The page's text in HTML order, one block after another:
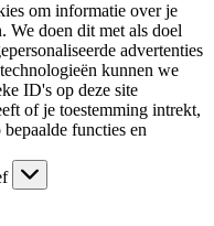
om informatie over je
We doen dit met als doel
advertenties
kunnen we
ID's op deze site
of je toestemming intrekt,
functies en